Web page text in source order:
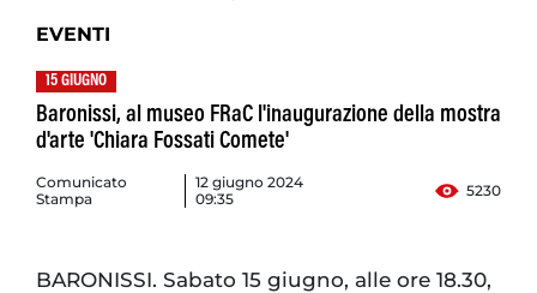
EVENTI
15 GIUGNO
Baronissi, al museo FRaC l'inaugurazione della mostra
d'arte 'Chiara Fossati Comete'
Comunicato
Stampa
12 giugno 2024
09:35
5230
BARONISSI. Sabato 15 giugno, alle ore 18.30,